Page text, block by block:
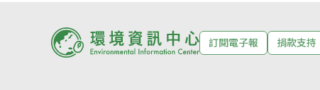
訂閱電子報 捐款支持